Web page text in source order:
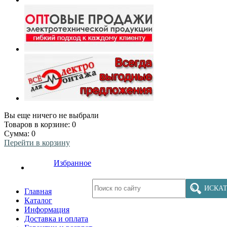
Вы еще ничего не выбрали
Товаров в корзине: 0
Сумма: 0
Перейти в корзину
Избранное
Главная
Каталог
Информация
Доставка и оплата